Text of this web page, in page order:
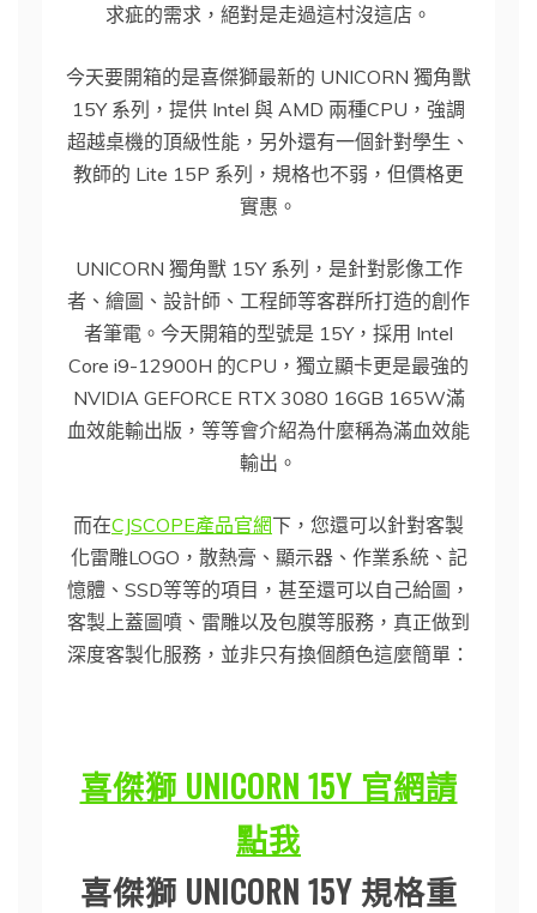
求疵的需求，絕對是走過這村沒這店。
今天要開箱的是喜傑獅最新的 UNICORN 獨角獸
15Y 系列，提供 Intel 與 AMD 兩種CPU，強調
超越桌機的頂級性能，另外還有一個針對學生、
教師的 Lite 15P 系列，規格也不弱，但價格更
實惠。
UNICORN 獨角獸 15Y 系列，是針對影像工作
者、繪圖、設計師、工程師等客群所打造的創作
者筆電。今天開箱的型號是 15Y，採用 Intel
Core i9-12900H 的CPU，獨立顯卡更是最強的
NVIDIA GEFORCE RTX 3080 16GB 165W滿
血效能輸出版，等等會介紹為什麼稱為滿血效能
輸出。
而在CJSCOPE產品官網下，您還可以針對客製
化雷雕LOGO，散熱膏、顯示器、作業系統、記
憶體、SSD等等的項目，甚至還可以自己給圖，
客製上蓋圖噴、雷雕以及包膜等服務，真正做到
深度客製化服務，並非只有換個顏色這麼簡單：
喜傑獅 UNICORN 15Y 官網請
點我
喜傑獅 UNICORN 15Y 規格重